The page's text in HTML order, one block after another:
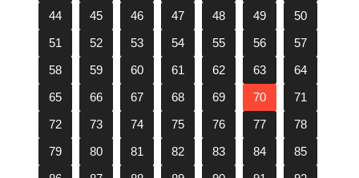
44
45 46 47 48 49
50
51
52 53 54 55 56
57
58
59 60 61 62 63
64
65
66 67 68 69 70
71
72
73 74 75 76 77
78
79
80 81 82 83 84
85